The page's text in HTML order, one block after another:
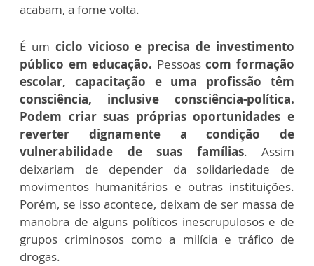
acabam, a fome volta.
É um ciclo vicioso e precisa de investimento
público em educação. Pessoascom formação
escolar, capacitação e uma profissão têm
consciência, inclusive consciência-política.
Podem criar suas próprias oportunidades e
reverter dignamente a condição de
vulnerabilidade de suas famílias. Assim
deixariam de depender da solidariedade de
movimentos humanitários e outras instituições.
Porém, se isso acontece, deixam de ser massa de
manobra de alguns políticos inescrupulosos e de
grupos criminosos como a milícia e tráfico de
drogas.